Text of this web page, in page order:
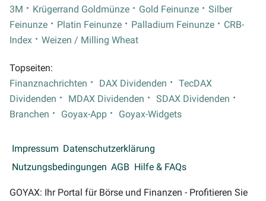
3M
Krügerrand Goldmünze Gold Feinunze
Silber
Feinunze
Platin Feinunze Palladium Feinunze
CRB-
Index
Weizen / Milling Wheat
Topseiten:
Finanznachrichten
DAX Dividenden
TecDAX
Dividenden
MDAX Dividenden
SDAX Dividenden
Branchen
Goyax-App Goyax-Widgets
Impressum Datenschutzerklärung
Nutzungsbedingungen AGB Hilfe & FAQs
GOYAX: Ihr Portal für Börse und Finanzen - Profitieren Sie